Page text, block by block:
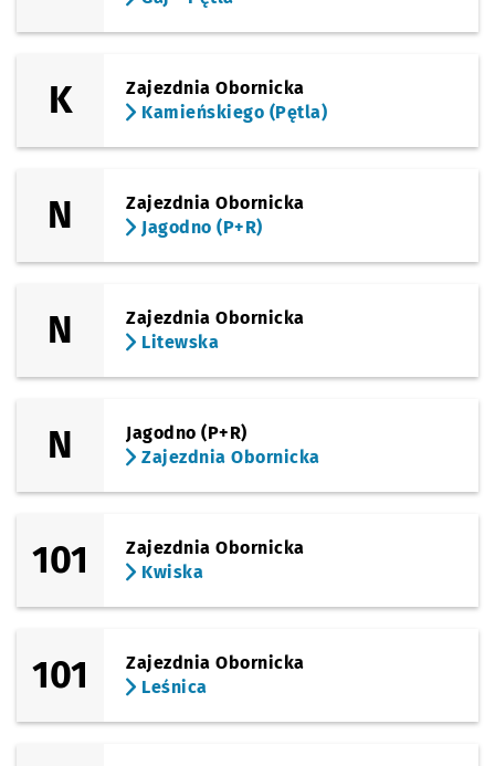
(Obornicka)
K
Zajezdnia Obornicka
Kamieńskiego (Pętla)
N
Zajezdnia Obornicka
Jagodno (P+R)
N
Zajezdnia Obornicka
Litewska
N
Jagodno (P+R)
Zajezdnia Obornicka
101
Zajezdnia Obornicka
Kwiska
101
Zajezdnia Obornicka
Leśnica